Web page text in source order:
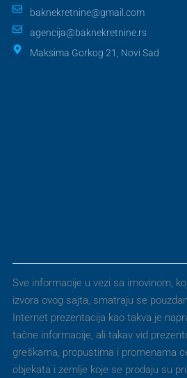
baknekretnine@gmail.com
agencija@baknekretnine.rs
Maksima Gorkog 21, Novi Sad
Sve informacije u vezi sa imovinom,
izvora ovog sajta, smatraju se
Internet prezentacija kao takva je
tačne informacije, ali takav vid
greškama, propustima i promenama
objekata i zemlje koje se prodaju su